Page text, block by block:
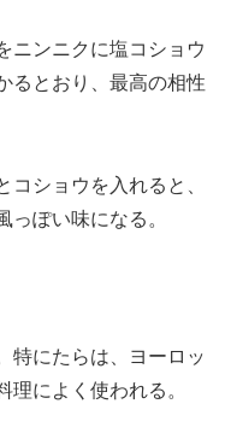
ニンニクに塩コショウ
るとおり、最高の相性
コショウを入れると、
っぽい味になる。
特にたらは、ヨーロッ
によく使われる。